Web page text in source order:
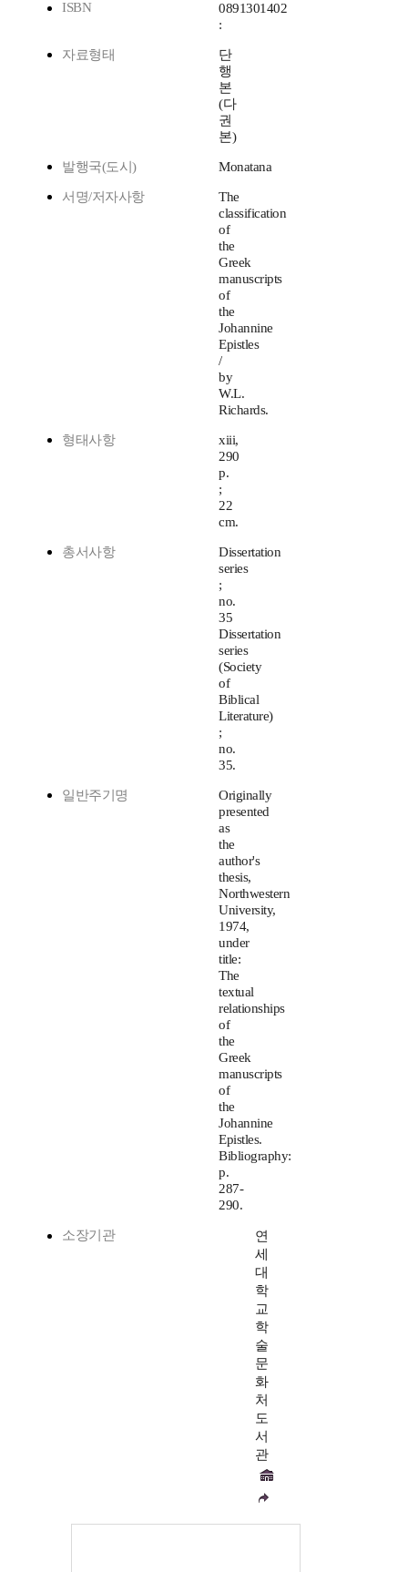
ISBN
0891301402
:
자료형태
단
행
본
(다
권
본)
발행국(도시) Monatana
서명/저자사항
The
classification
of
the
Greek
manuscripts
of
the
Johannine
Epistles
/
by
W.L.
Richards.
형태사항
xiii,
290
p.
;
22
cm.
총서사항
Dissertation
series
;
no.
35
Dissertation
series
(Society
of
Biblical
Literature)
;
no.
35.
일반주기명
Originally
presented
as
the
author's
thesis,
Northwestern
University,
1974,
under
title:
The
textual
relationships
of
the
Greek
manuscripts
of
the
Johannine
Epistles.
Bibliography:
p.
287-
290.
소장기관
연
세
대
학
교
학
술
문
화
처
도
서
관